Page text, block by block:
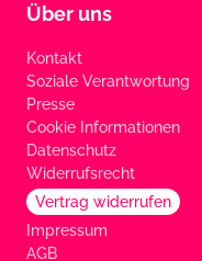
Über uns
Kontakt
Soziale Verantwortung
Presse
Cookie Informationen
Datenschutz
Widerrufsrecht
Vertrag widerrufen
Impressum
AGB